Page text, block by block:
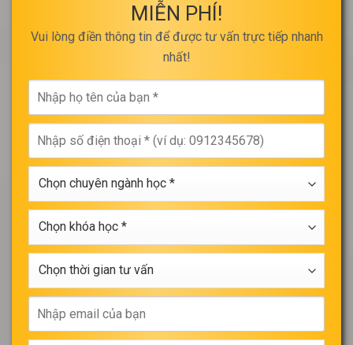
MIỄN PHÍ!
Vui lòng điền thông tin để được tư vấn trực tiếp nhanh
nhất!
họ
tên
của
bạn
*
số
điện
thoại
chuyên
ngành
học
khóa
học
thời
gian
tư
vấnemail
của